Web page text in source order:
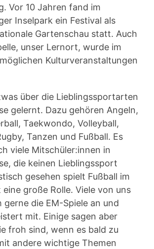
Vor 10 Jahren fand im
Inselpark ein Festival als
Gartenschau statt. Auch
unser Lernort, wurde im
Kulturveranstaltungen
über die Lieblingssportarten
gelernt. Dazu gehören Angeln,
Taekwondo, Volleyball,
Tanzen und Fußball. Es
viele Mitschüler:innen in
die keinen Lieblingssport
gesehen spielt Fußball im
große Rolle. Viele von uns
gerne die EM-Spiele an und
mit. Einige sagen aber
froh sind, wenn es bald zu
andere wichtige Themen